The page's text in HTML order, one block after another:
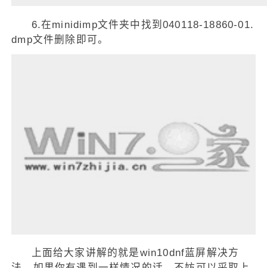
6.在minidimp文件夹中找到040118-18860-01.
dmp文件删除即可。
上面给大家讲解的就是win10dnf蓝屏解决方